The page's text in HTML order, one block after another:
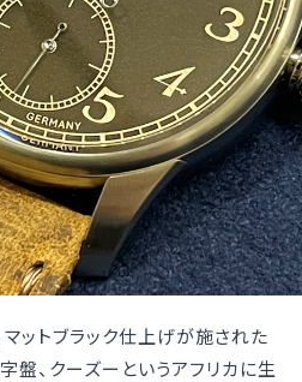
ットブラック仕上げが施された
盤、クーズーというアフリカに生